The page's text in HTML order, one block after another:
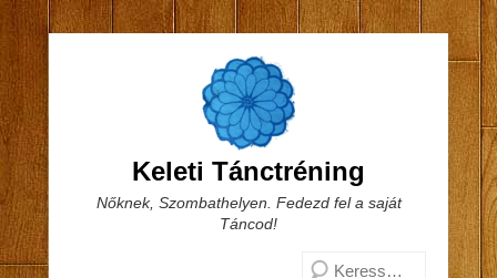
Keleti Tánctréning
Nőknek, Szombathelyen. Fedezd fel a saját
Táncod!